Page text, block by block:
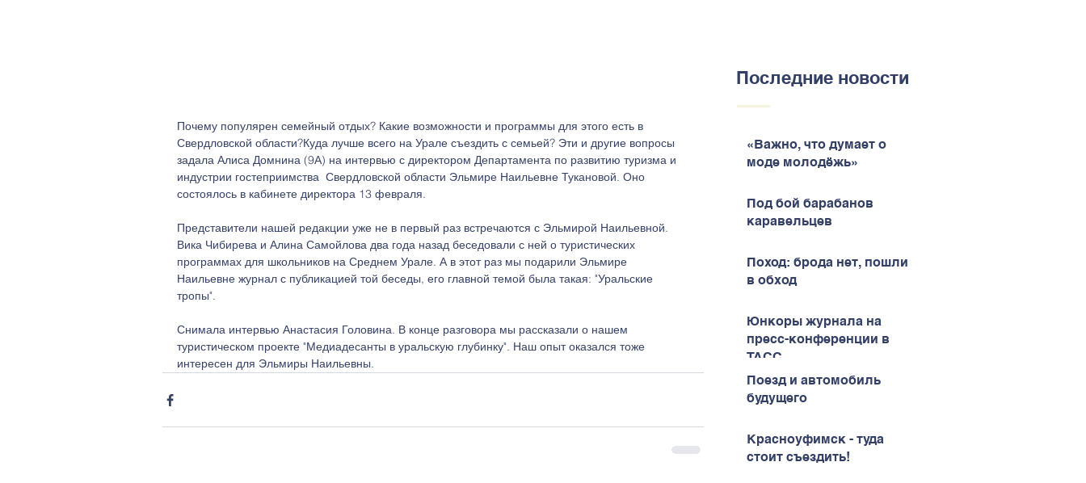
Последние новости
«Важно, что думает о
моде молодёжь»
Под бой барабанов
каравельцев
Поход: брода нет, пошли
в обход
Юнкоры журнала на
пресс-конференции в
ТАСС
Поезд и автомобиль
будущего
Красноуфимск - туда
стоит съездить!
Почему популярен семейный отдых? Какие возможности и программы для этого есть в
Свердловской области?Куда лучше всего на Урале съездить с семьей? Эти и другие вопросы
задала Алиса Домнина (9А) на интервью с директором Департамента по развитию туризма и
индустрии гостеприимства  Свердловской области Эльмире Наильевне Тукановой. Оно
состоялось в кабинете директора 13 февраля.
Представители нашей редакции уже не в первый раз встречаются с Эльмирой Наильевной.
Вика Чибирева и Алина Самойлова два года назад беседовали с ней о туристических
программах для школьников на Среднем Урале. А в этот раз мы подарили Эльмире
Наильевне журнал с публикацией той беседы, его главной темой была такая: "Уральские
тропы".
Снимала интервью Анастасия Головина. В конце разговора мы рассказали о нашем
туристическом проекте "Медиадесанты в уральскую глубинку". Наш опыт оказался тоже
интересен для Эльмиры Наильевны.